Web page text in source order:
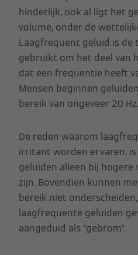
hinderlijk, ook al ligt het
volume, onder de
Laagfrequent geluid is
gebruikt om het deel van
dat een frequentie heeft
Mensen beginnen
bereik van ongeveer 20 Hz.
De reden waarom
irritant worden ervaren, is
geluiden alleen bij
zijn. Bovendien kunnen
bereik niet
laagfrequente geluiden
aangeduid als "gebrom".